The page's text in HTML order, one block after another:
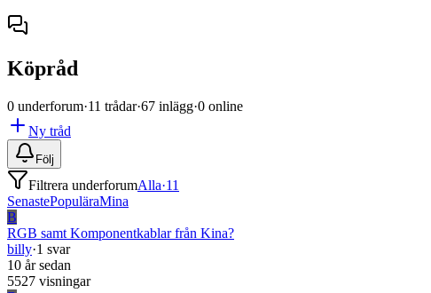
Köpråd
0 underforum·11 trådar·67 inlägg·0 online
Ny tråd
Följ
Filtrera underforumAlla·11
SenastePopuläraMina
B
RGB samt Komponentkablar från Kina?
billy·1 svar
10 år sedan
5527 visningar